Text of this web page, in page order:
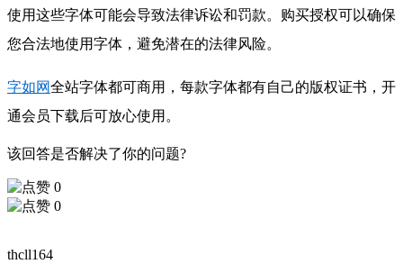
使用这些字体可能会导致法律诉讼和罚款。购买授权可以确保
您合法地使用字体，避免潜在的法律风险。
字如网全站字体都可商用，每款字体都有自己的版权证书，开
通会员下载后可放心使用。
该回答是否解决了你的问题?
0
0
thcll164